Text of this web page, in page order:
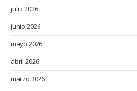
julio 2026
junio 2026
mayo 2026
abril 2026
marzo 2026